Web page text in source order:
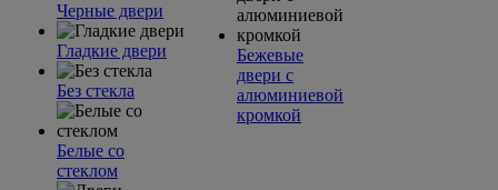
Черные двери
Гладкие двери
Без стекла
Белые со
стеклом
Бежевые
двери с
алюминиевой
кромкой